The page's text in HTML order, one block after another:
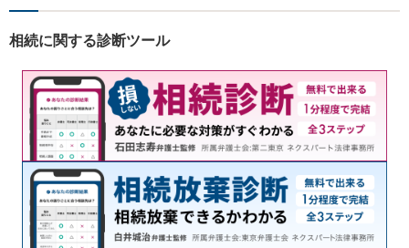
相続に関する診断ツール